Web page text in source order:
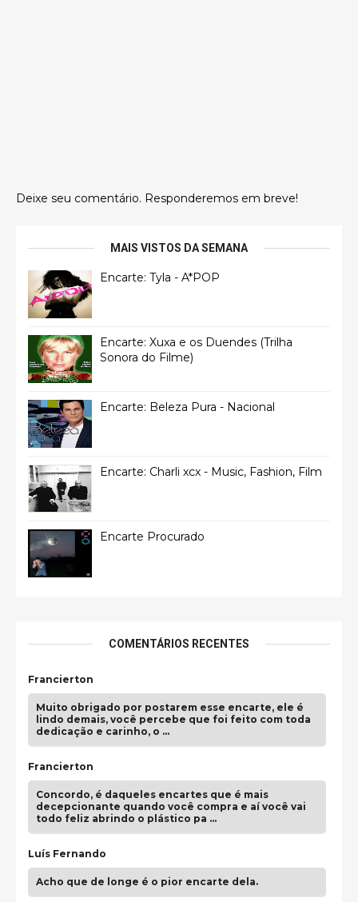
Deixe seu comentário. Responderemos em breve!
MAIS VISTOS DA SEMANA
Encarte: Tyla - A*POP
Encarte: Xuxa e os Duendes (Trilha
Sonora do Filme)
Encarte: Beleza Pura - Nacional
Encarte: Charli xcx - Music, Fashion, Film
Encarte Procurado
COMENTÁRIOS RECENTES
Francierton
Muito obrigado por postarem esse encarte, ele é
lindo demais, você percebe que foi feito com toda
dedicação e carinho, o …
Francierton
Concordo, é daqueles encartes que é mais
decepcionante quando você compra e aí você vai
todo feliz abrindo o plástico pa …
Luís Fernando
Acho que de longe é o pior encarte dela.